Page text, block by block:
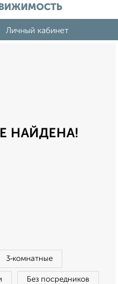
Личный кабинет
НАЙДЕНА!
3‑комнатные
Без посредников